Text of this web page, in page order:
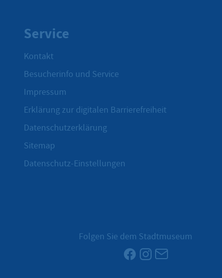
Service
Kontakt
Besucherinfo und Service
Impressum
Erklärung zur digitalen Barrierefreiheit
Datenschutzerklärung
Sitemap
Datenschutz-Einstellungen
Folgen Sie dem Stadtmuseum
FacebookInstagram